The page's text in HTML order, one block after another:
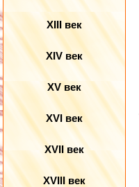
XIII век
XIV век
XV век
XVI век
XVII век
XVIII век